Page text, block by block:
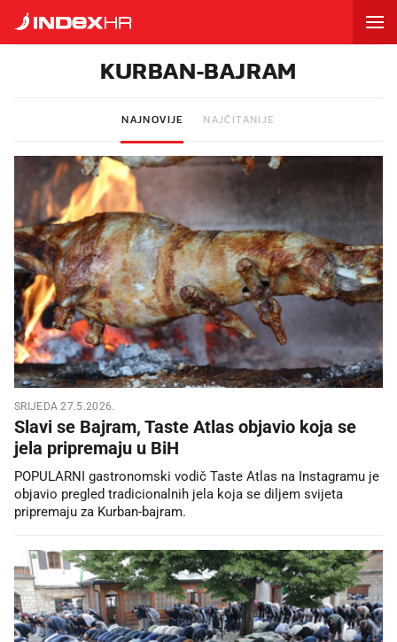
KURBAN-BAJRAM
NAJNOVIJE NAJČITANIJE
SRIJEDA 27.5.2026.
Slavi se Bajram, Taste Atlas objavio koja se
jela pripremaju u BiH
POPULARNI gastronomski vodič Taste Atlas na Instagramu je
objavio pregled tradicionalnih jela koja se diljem svijeta
pripremaju za Kurban-bajram.